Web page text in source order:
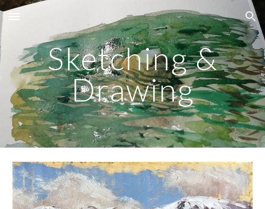
Skip to main content Skip to navigation
Sketching &
Drawing